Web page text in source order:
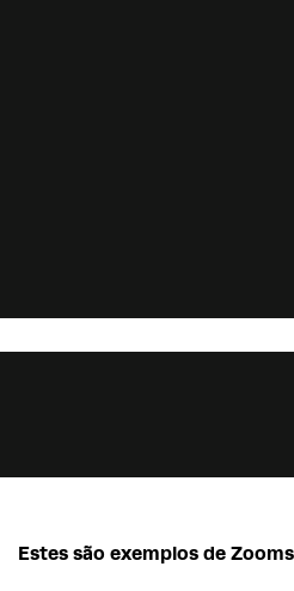
Estes são exemplos de